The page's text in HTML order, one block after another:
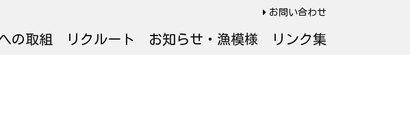
お問い合わせ
への取組 リクルート お知らせ・漁模様 リンク集